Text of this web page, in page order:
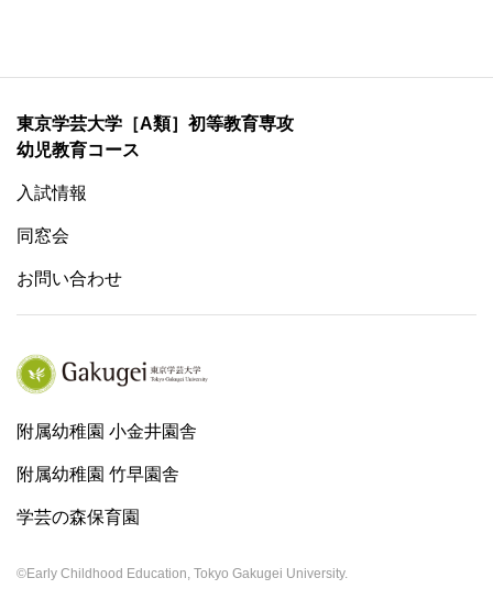
東京学芸大学［A類］初等教育専攻
幼児教育コース
入試情報
同窓会
お問い合わせ
附属幼稚園 小金井園舎
附属幼稚園 竹早園舎
学芸の森保育園
©Early Childhood Education, Tokyo Gakugei University.